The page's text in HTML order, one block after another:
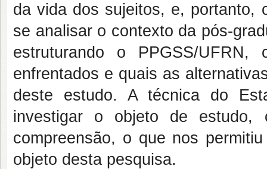
da vida dos sujeitos, e, portanto,
se analisar o contexto da pós-
estruturando o PPGSS/UFRN,
enfrentados e quais as
deste estudo. A técnica do
investigar o objeto de estudo,
compreensão, o que nos
objeto desta pesquisa.